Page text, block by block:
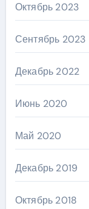
Октябрь 2023
Сентябрь 2023
Декабрь 2022
Июнь 2020
Май 2020
Декабрь 2019
Октябрь 2018